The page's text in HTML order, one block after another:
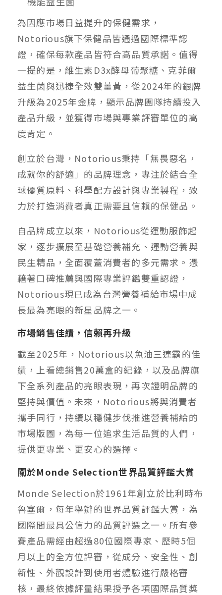
為因應市場日益提升的保健需求，
Notorious旗下保健品皆通過國際標準認
證，確保每款產品皆符合高品質承諾。值得
一提的是，維生素D3x酵母葡聚糖、克菲爾
益生菌與迅捷全效雙薑黃，從2024年的銀牌
升級為2025年金牌，顯示品牌團隊持續投入
產品升級，並獲得市場與專業評審單位的高
度肯定。
創立於台灣，Notorious秉持「無畏惡名，
成就你的舒適」的品牌理念，專注於結合全
球優質原料、科學配方設計與專業製程，致
力於打造消費者真正需要且信賴的保健品。
自品牌成立以來，Notorious從運動服飾起
家，逐步擴展至基礎營養補充、運動營養與
民生精品，全面覆蓋消費者的多元需求。憑
藉著口碑推薦與國際專業評鑑雙重認證，
Notorious現已成為台灣營養補給市場中成
長最為亮眼的新星品牌之一。
市場銷售佳績，信賴再升級
截至2025年，Notorious以魚油三連霸的佳
績，上看總銷售20萬盒的紀錄，以及品牌旗
下全系列產品的亮眼表現，再次證明品牌的
堅持與價值。未來，Notorious將與消費者
攜手同行，持續以穩健步伐推進營養補給的
市場版圖，為每一位追求生活品質的人們，
提供更專業、更安心的選擇。
關於Monde Selection世界品質評鑑大賞
Monde Selection於1961年創立於比利時布
魯塞爾，每年舉辦的世界品質評鑑大賞，為
國際間最具公信力的品質評選之一。所有參
賽產品需經由超過80位國際專家、歷時5個
月以上的全方位評審，從成分、安全性、創
新性、外觀設計到使用者體驗進行嚴格審
核，最終依據評量結果授予各項國際品質獎